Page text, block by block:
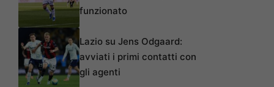
funzionato
Lazio su Jens Odgaard:
avviati i primi contatti con
gli agenti